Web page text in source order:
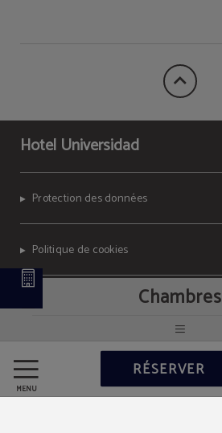
MENU
RÉSERVER
Chambres
Hotel Universidad
Protection des données
Politique de cookies
Powered by Keytel
Achat sécurisé